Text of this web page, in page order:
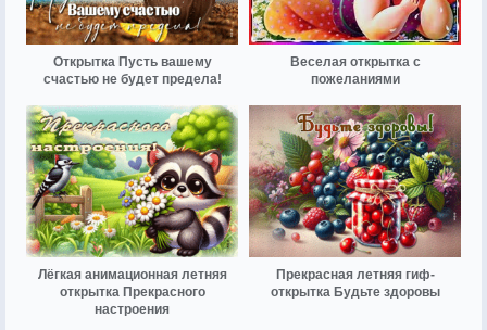
Открытка Пусть вашему
счастью не будет предела!
Веселая открытка с
пожеланиями
Лёгкая анимационная летняя
открытка Прекрасного
настроения
Прекрасная летняя гиф-
открытка Будьте здоровы